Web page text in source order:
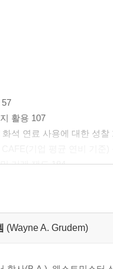
활용 107
석 연료 사용에 대한 성찰
거래 제도 184
(Just War)’인지 어떻게
(Wayne A. Grudem)